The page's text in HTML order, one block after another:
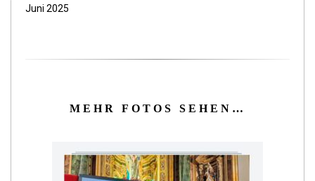
Juni 2025
MEHR FOTOS SEHEN…